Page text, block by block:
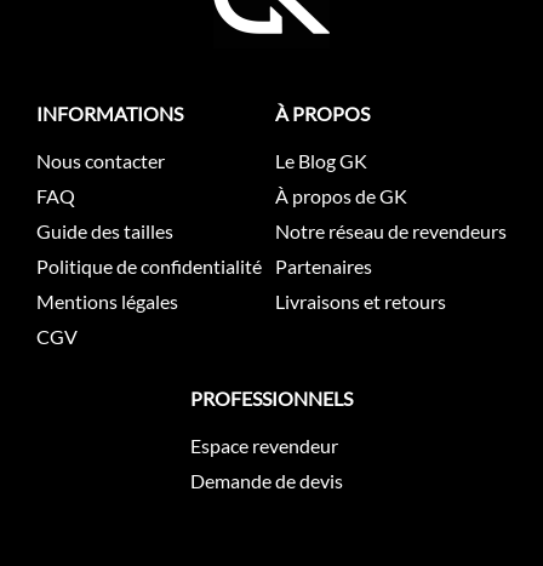
INFORMATIONS
Nous contacter
FAQ
Guide des tailles
Politique de confidentialité
Mentions légales
CGV
À PROPOS
Le Blog GK
À propos de GK
Notre réseau de revendeurs
Partenaires
Livraisons et retours
PROFESSIONNELS
Espace revendeur
Demande de devis